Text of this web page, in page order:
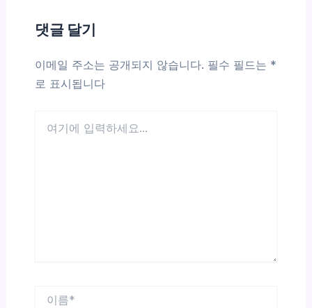
댓글 달기
이메일 주소는 공개되지 않습니다. 필수 필드는 *
로 표시됩니다